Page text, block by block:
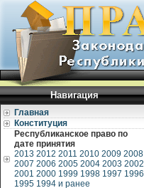
Навигация
Главная
Конституция
Республиканское право по
дате принятия
2013 2012 2011 2010 2009 2008
2007 2006 2005 2004 2003 2002
2001 2000 1999 1998 1997 1996
1995 1994 и ранее